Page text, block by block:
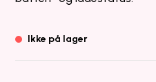
Ikke på lager